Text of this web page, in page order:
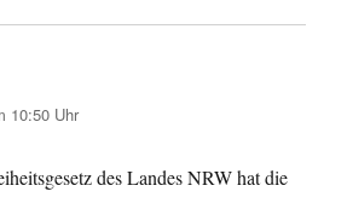
10:50 Uhr
des Landes NRW hat die